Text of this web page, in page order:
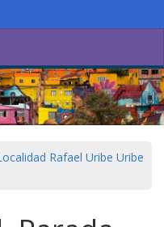
Rafael Uribe Uribe